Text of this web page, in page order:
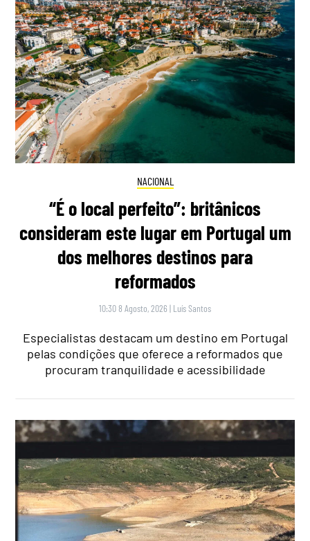
NACIONAL
“É o local perfeito”: britânicos
consideram este lugar em Portugal um
dos melhores destinos para
reformados
10:30 8 Agosto, 2026 | Luís Santos
Especialistas destacam um destino em Portugal
pelas condições que oferece a reformados que
procuram tranquilidade e acessibilidade